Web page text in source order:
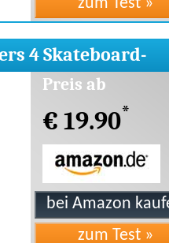
4 Skateboard-
Preis ab
€ 19.90*